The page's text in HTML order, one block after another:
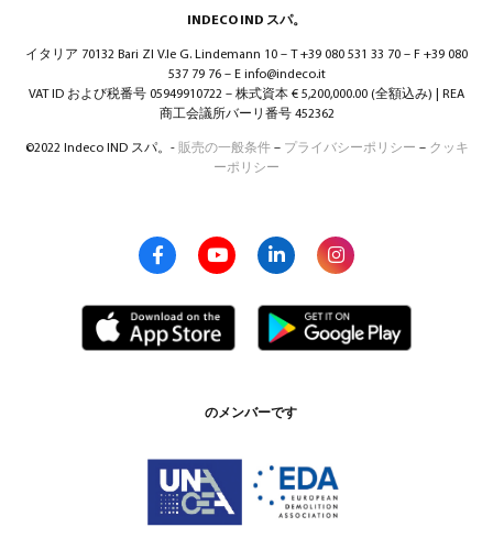
INDECO IND スパ。
イタリア 70132 Bari ZI V.le G. Lindemann 10 – T +39 080 531 33 70 – F +39 080
537 79 76 – E info@indeco.it
VAT ID および税番号 05949910722 – 株式資本 € 5,200,000.00 (全額込み) | REA
商工会議所バーリ番号 452362
©2022 Indeco IND スパ。- 販売の一般条件– プライバシーポリシー – クッキ
ーポリシー
のメンバーです